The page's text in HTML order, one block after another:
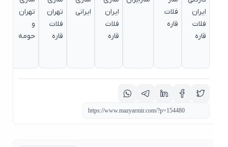
فلات
قاره
ایرانی
تهران
تهران
و
حومه
در
ایران